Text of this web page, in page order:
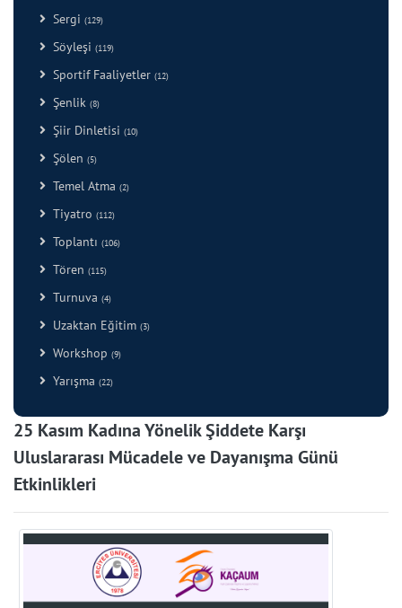
Sergi (129)
Söyleşi (119)
Sportif Faaliyetler (12)
Şenlik (8)
Şiir Dinletisi (10)
Şölen (5)
Temel Atma (2)
Tiyatro (112)
Toplantı (106)
Tören (115)
Turnuva (4)
Uzaktan Eğitim (3)
Workshop (9)
Yarışma (22)
25 Kasım Kadına Yönelik Şiddete Karşı
Uluslararası Mücadele ve Dayanışma Günü
Etkinlikleri